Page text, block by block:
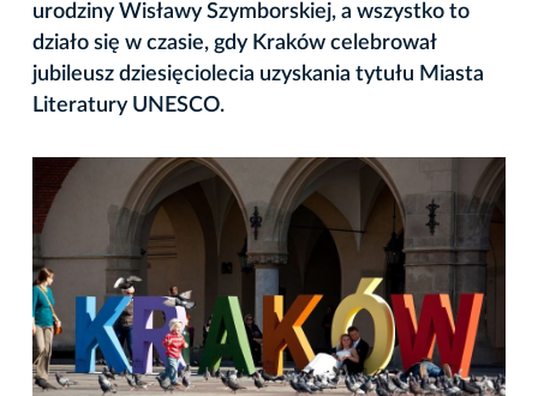
urodziny Wisławy Szymborskiej, a wszystko to
działo się w czasie, gdy Kraków celebrował
jubileusz dziesięciolecia uzyskania tytułu Miasta
Literatury UNESCO.